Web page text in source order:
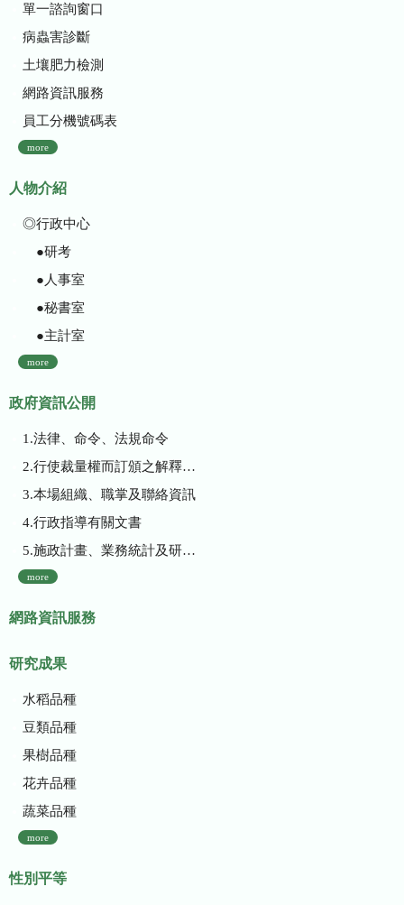
單一諮詢窗口
病蟲害診斷
土壤肥力檢測
網路資訊服務
員工分機號碼表
more
人物介紹
◎行政中心
●研考
●人事室
●秘書室
●主計室
more
政府資訊公開
1.法律、命令、法規命令
2.行使裁量權而訂頒之解釋性規定及裁量基準
3.本場組織、職掌及聯絡資訊
4.行政指導有關文書
5.施政計畫、業務統計及研究報告
more
網路資訊服務
研究成果
水稻品種
豆類品種
果樹品種
花卉品種
蔬菜品種
more
性別平等